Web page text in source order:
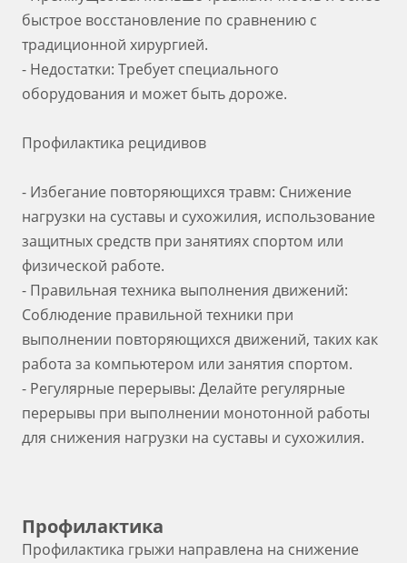
быстрое восстановление по сравнению с
традиционной хирургией.
- Недостатки: Требует специального
оборудования и может быть дороже.
Профилактика рецидивов
- Избегание повторяющихся травм: Снижение
нагрузки на суставы и сухожилия, использование
защитных средств при занятиях спортом или
физической работе.
- Правильная техника выполнения движений:
Соблюдение правильной техники при
выполнении повторяющихся движений, таких как
работа за компьютером или занятия спортом.
- Регулярные перерывы: Делайте регулярные
перерывы при выполнении монотонной работы
для снижения нагрузки на суставы и сухожилия.
Профилактика
Профилактика грыжи направлена на снижение